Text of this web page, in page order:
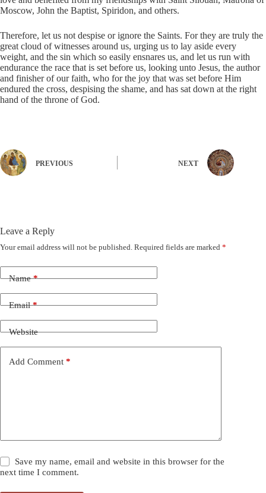
Moscow, John the Baptist, Spiridon, and others.
Therefore, let us not despise or ignore the Saints. For they are truly the
great cloud of witnesses around us, urging us to lay aside every
weight, and the sin which so easily ensnares us, and let us run with
endurance the race that is set before us, looking unto Jesus, the author
and finisher of our faith, who for the joy that was set before Him
endured the cross, despising the shame, and has sat down at the right
hand of the throne of God.
PREVIOUS NEXT
Leave a Reply
Your email address will not be published. Required fields are marked *
Name*
Email*
Website
Add Comment *
Save my name, email and website in this browser for the
next time I comment.